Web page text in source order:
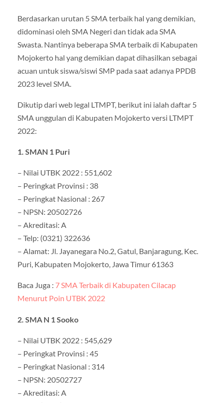
Berdasarkan urutan 5 SMA terbaik hal yang demikian,
didominasi oleh SMA Negeri dan tidak ada SMA
Swasta. Nantinya beberapa SMA terbaik di Kabupaten
Mojokerto hal yang demikian dapat dihasilkan sebagai
acuan untuk siswa/siswi SMP pada saat adanya PPDB
2023 level SMA.
Dikutip dari web legal LTMPT, berikut ini ialah daftar 5
SMA unggulan di Kabupaten Mojokerto versi LTMPT
2022:
1. SMAN 1 Puri
– Nilai UTBK 2022 : 551,602
– Peringkat Provinsi : 38
– Peringkat Nasional : 267
– NPSN: 20502726
– Akreditasi: A
– Telp: (0321) 322636
– Alamat: Jl. Jayanegara No.2, Gatul, Banjaragung, Kec.
Puri, Kabupaten Mojokerto, Jawa Timur 61363
Baca Juga : 7 SMA Terbaik di Kabupaten Cilacap
Menurut Poin UTBK 2022
2. SMA N 1 Sooko
– Nilai UTBK 2022 : 545,629
– Peringkat Provinsi : 45
– Peringkat Nasional : 314
– NPSN: 20502727
– Akreditasi: A